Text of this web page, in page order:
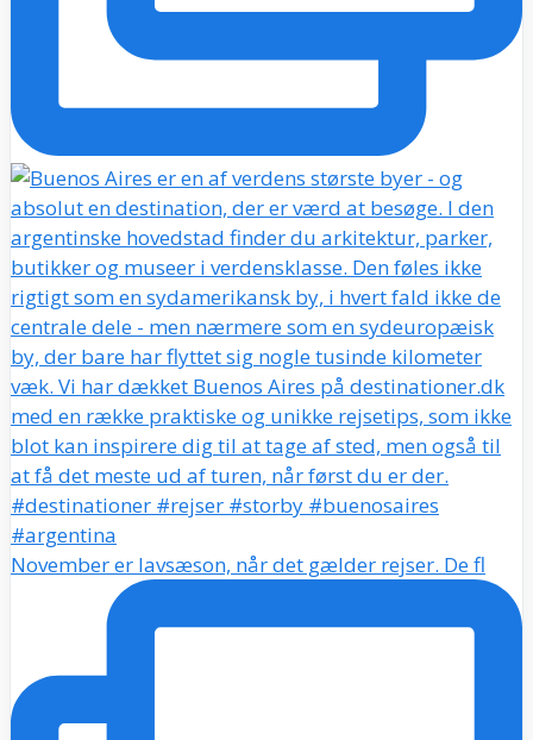
November er lavsæson, når det gælder rejser. De fl